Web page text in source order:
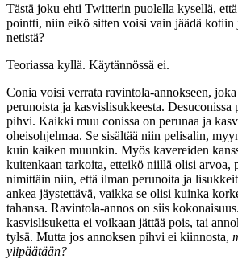
Tästä joku ehti Twitterin puolella kysellä,
pointti, niin eikö sitten voisi vain jäädä kotiin
netistä?
Teoriassa kyllä. Käytännössä ei.
Conia voisi verrata ravintola-annokseen,
perunoista ja kasvislisukkeesta. Desuconissa
pihvi. Kaikki muu conissa on perunaa ja
oheisohjelmaa. Se sisältää niin pelisalin,
kuin kaiken muunkin. Myös kavereiden
kuitenkaan tarkoita, etteikö niillä olisi arvoa,
nimittäin niin, että ilman perunoita ja
ankea jäystettävä, vaikka se olisi kuinka
tahansa. Ravintola-annos on siis
kasvislisuketta ei voikaan jättää pois, tai
tylsä. Mutta jos annoksen pihvi ei kiinnosta,
ylipäätään?